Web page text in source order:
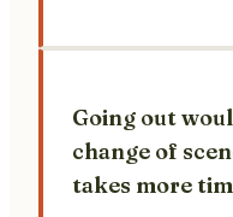
Going out
change of
takes more